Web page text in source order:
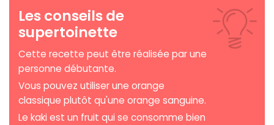
Les conseils de
supertoinette
Cette recette peut être réalisée par une
personne débutante.
Vous pouvez utiliser une orange
classique plutôt qu'une orange sanguine.
Le kaki est un fruit qui se consomme bien